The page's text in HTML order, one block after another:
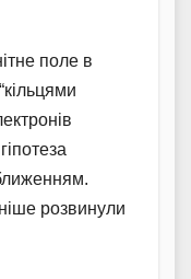
поле в
розвинули